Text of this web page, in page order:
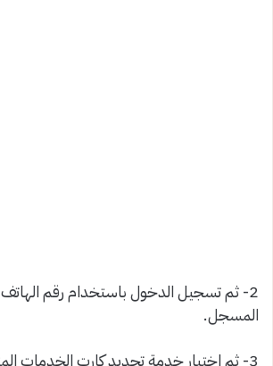
2- ثم تسجيل الدخول باستخدام رقم الهاتف
المسجل.
3- ثم اختيار خدمة تجديد كارت الخدمات المتكاملة.